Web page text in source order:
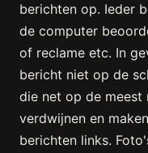
berichten op. Ieder
de computer
of reclame etc. In
bericht niet op de
die net op de meest
verdwijnen en
berichten links.